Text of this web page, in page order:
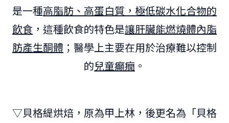
是一種高脂肪、高蛋白質，極低碳水化合物的
飲食 ，這種飲食的特色是讓肝臟能燃燒體內脂
肪產生酮體 ；醫學上主要在用於治療難以控制
的兒童癲癇 。
▽貝格緹烘焙，原為甲上林，後更名為「貝格